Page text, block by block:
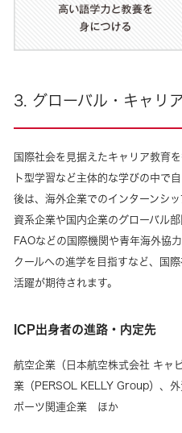
3. グローバル・キャリ
国際社会を見据えたキャリア教育
ト型学習など主体的な学びの中で
後は、海外企業でのインターンシ
資系企業や国内企業のグローバル
FAOなどの国際機関や青年海外協
クールへの進学を目指すなど、国
活躍が期待されます。
ICP出身者の進路・内定先
航空企業（日本航空株式会社 キャ
業（PERSOL KELLY Group）、
ポーツ関連企業 ほか